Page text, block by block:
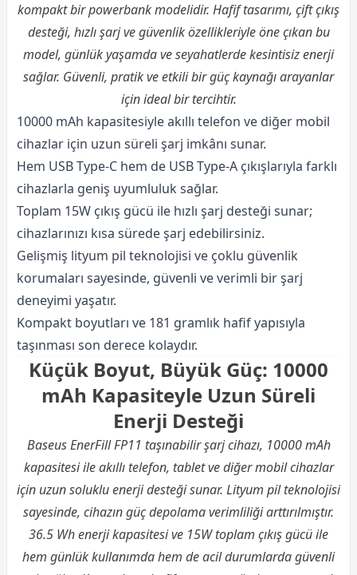
kompakt bir powerbank modelidir. Hafif tasarımı, çift çıkış
desteği, hızlı şarj ve güvenlik özellikleriyle öne çıkan bu
model, günlük yaşamda ve seyahatlerde kesintisiz enerji
sağlar. Güvenli, pratik ve etkili bir güç kaynağı arayanlar
için ideal bir tercihtir.
10000 mAh kapasitesiyle akıllı telefon ve diğer mobil
cihazlar için uzun süreli şarj imkânı sunar.
Hem USB Type-C hem de USB Type-A çıkışlarıyla farklı
cihazlarla geniş uyumluluk sağlar.
Toplam 15W çıkış gücü ile hızlı şarj desteği sunar;
cihazlarınızı kısa sürede şarj edebilirsiniz.
Gelişmiş lityum pil teknolojisi ve çoklu güvenlik
korumaları sayesinde, güvenli ve verimli bir şarj
deneyimi yaşatır.
Kompakt boyutları ve 181 gramlık hafif yapısıyla
taşınması son derece kolaydır.
Küçük Boyut, Büyük Güç: 10000
mAh Kapasiteyle Uzun Süreli
Enerji Desteği
Baseus EnerFill FP11 taşınabilir şarj cihazı, 10000 mAh
kapasitesi ile akıllı telefon, tablet ve diğer mobil cihazlar
için uzun soluklu enerji desteği sunar. Lityum pil teknolojisi
sayesinde, cihazın güç depolama verimliliği arttırılmıştır.
36.5 Wh enerji kapasitesi ve 15W toplam çıkış gücü ile
hem günlük kullanımda hem de acil durumlarda güvenli